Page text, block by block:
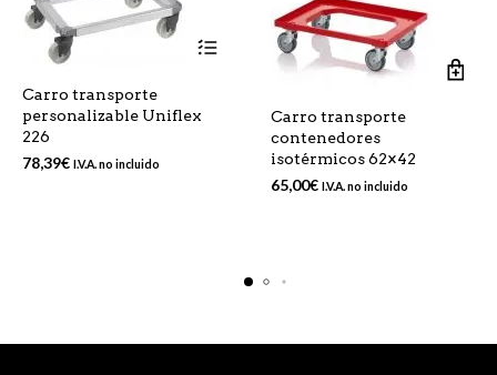
tiene
Carro transporte
personalizable Uniflex
226
78,39€ I.V.A. no incluido
Carro transporte
contenedores
isotérmicos 62×42
65,00€ I.V.A. no incluido